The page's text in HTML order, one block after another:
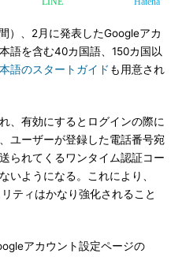
）、2月に発表したGoogleアカ
語を含む40カ国語、150カ国以
語のスタートガイド も用意され
、有効にするとログインの際に
ユーザーが登録した電話番号宛
られてくるワンタイム認証コー
いようになる。これにより、
ティはかなり強化されること
アカウント設定ページの